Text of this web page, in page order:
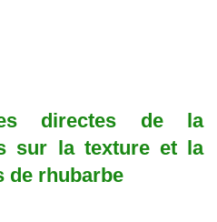
directes de la
sur la texture et la
de rhubarbe